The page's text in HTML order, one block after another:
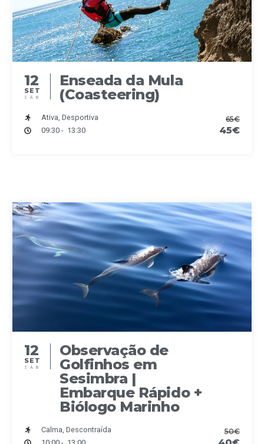
12
SET
SÁB
Enseada da Mula
(Coasteering)
Ativa, Desportiva
09:30 - 13:30
65€
45€
12
SET
SÁB
Observação de
Golfinhos em
Sesimbra |
Embarque Rápido +
Biólogo Marinho
Calma, Descontraída
50€